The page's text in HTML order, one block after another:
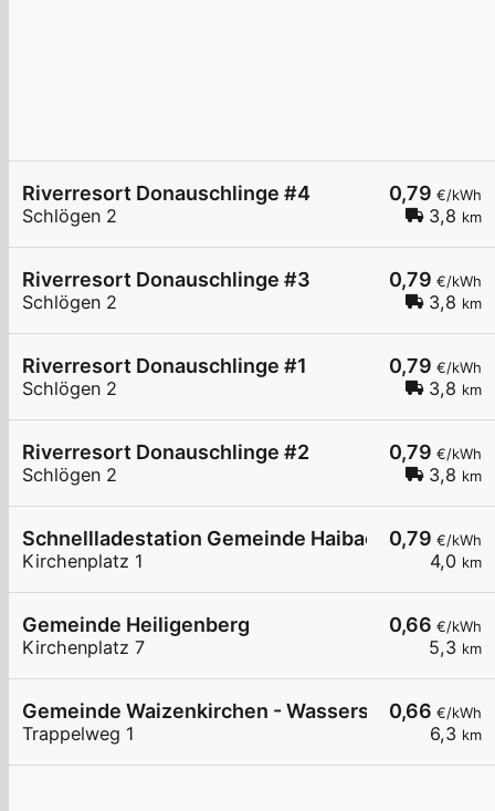
0,79 €/kWh
3,8 km
Riverresort Donauschlinge #4
Schlögen 2
0,79 €/kWh
3,8 km
Riverresort Donauschlinge #3
Schlögen 2
0,79 €/kWh
3,8 km
Riverresort Donauschlinge #1
Schlögen 2
0,79 €/kWh
3,8 km
Riverresort Donauschlinge #2
Schlögen 2
0,79 €/kWh
4,0 km
Schnellladestation Gemeinde Haibach o. d.
Kirchenplatz 1
0,66 €/kWh
5,3 km
Gemeinde Heiligenberg
Kirchenplatz 7
0,66 €/kWh
6,3 km
Gemeinde Waizenkirchen - Wasserschloss
Trappelweg 1